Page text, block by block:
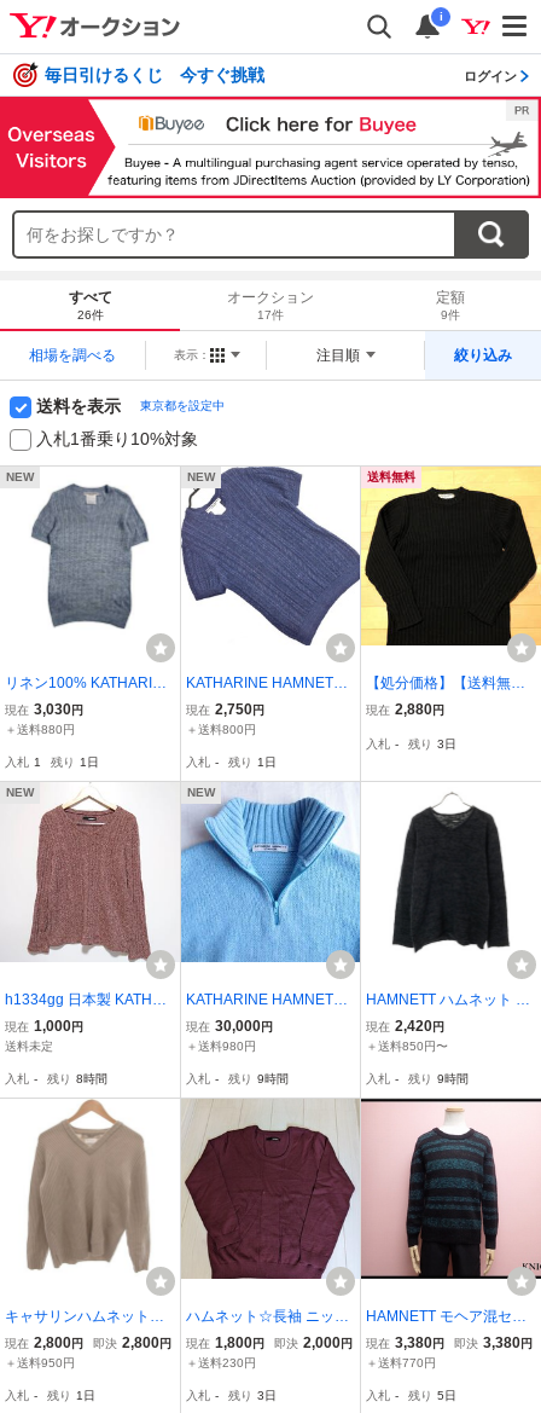
i
毎日引けるくじ 今すぐ挑戦 ログイン
すべて
26件
オークション
17件
定額
9件
相場を調べる 表示： 注目順 絞り込み
送料を表示 東京都を設定中
入札1番乗り10%対象
NEW
リネン100% KATHARINE
HAMNETT LONDON キャ
サリンハムネットロンド
ット セーター M /ブルー
系 メンズ
現在 3,030円
＋送料880円
入札 1 残り 1日
NEW
KATHARINE HAMNETT
キャサリンハムネット リ
ネン100% 透かし編み サ
L/濃紺 ■◆ ☆ gha3 メン
ズ
現在 2,750円
＋送料800円
入札 - 残り 1日
送料無料
【処分価格】【送料無
料】ベスト・セーター4点
ネット・アバハウス・J.C
現在 2,880円
入札 - 残り 3日
NEW
h1334gg 日本製 KATHAR
INE HAMNETT｜キャサ
リンハムネット サイズM
メンズ 秋冬トップス おし
ゃれ Ｖネック
現在 1,000円
送料未定
入札 - 残り 8時間
NEW
KATHARINE HAMNETT L
ONDON ハーフジップニ
ット セーター イタリア製
ーカイブ ビンテージ
現在 30,000円
＋送料980円
入札 - 残り 9時間
HAMNETT ハムネット 長
袖 Vネック セーター AL
ブラック系 ニット メンズ
現在 2,420円
＋送料850円〜
入札 - 残り 9時間
キャサリンハムネットロ
ンドン KATHARINE HAM
NETT LONDON 美品 ニッ
ジュ Vネック 長袖 リブ編
現在 2,800円 即決 2,800円
＋送料950円
入札 - 残り 1日
ハムネット☆長袖 ニット
HAMNETT ☆セーター☆
XL メンズ古着
現在 1,800円 即決 2,000円
＋送料230円
入札 - 残り 3日
HAMNETT モヘア混セー
ター・M□ハムネット/ニッ
ト/ボーダー/メンズ/@B2/
現在 3,380円 即決 3,380円
＋送料770円
入札 - 残り 5日